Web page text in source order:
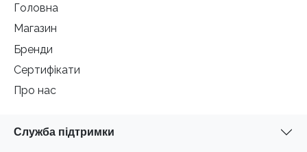
Головна
Магазин
Бренди
Сертифікати
Про нас
Служба підтримки